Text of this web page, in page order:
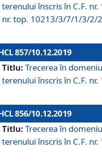
terenului înscris în C.F.
nr. top. 10213/3/7/1/3/
857/10.12.2019
Titlu: Trecerea în
terenului înscris în C.F.
856/10.12.2019
Titlu: Trecerea în
terenului înscris în C.F.